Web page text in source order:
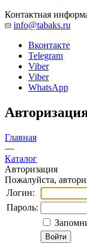
Контактная
info@tabaks.ru
Вконтакте
Telegram
Viber
Viber
WhatsApp
Главная
—
Каталог
Авторизация
Пожалуйста,
Логин:
Пароль: